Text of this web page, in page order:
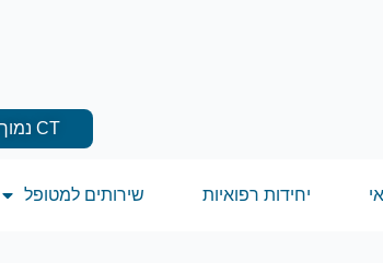
CT נמוך קרינה
יחידות רפואיות שירותים למטופל